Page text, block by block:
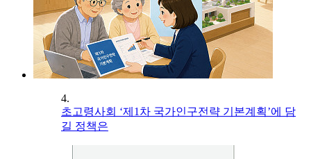
4.
초고령사회 ‘제1차 국가인구전략 기본계획’에 담
길 정책은